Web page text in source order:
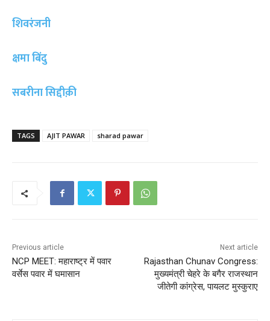
शिवरंजनी
क्षमा बिंदु
सबरीना सिद्दीक़ी
TAGS AJIT PAWAR sharad pawar
Previous article
NCP MEET: महाराष्ट्र में पवार
वर्सेस पवार में घमासान
Next article
Rajasthan Chunav Congress:
मुख्यमंत्री चेहरे के बगैर राजस्थान
जीतेगी कांग्रेस, पायलट मुस्कुराए